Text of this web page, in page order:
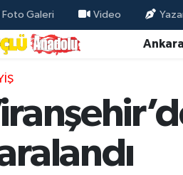
Foto Galeri Video